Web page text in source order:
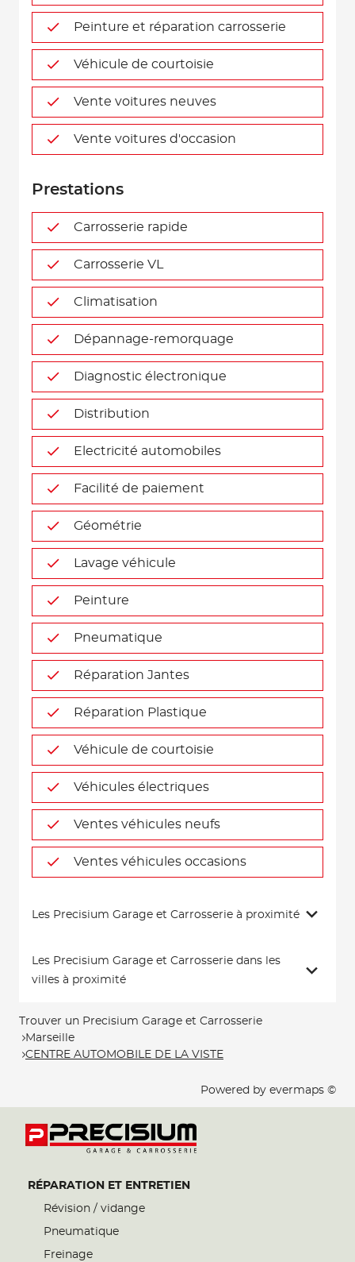
Peinture et réparation carrosserie
Véhicule de courtoisie
Vente voitures neuves
Vente voitures d'occasion
Prestations
Carrosserie rapide
Carrosserie VL
Climatisation
Dépannage-remorquage
Diagnostic électronique
Distribution
Electricité automobiles
Facilité de paiement
Géométrie
Lavage véhicule
Peinture
Pneumatique
Réparation Jantes
Réparation Plastique
Véhicule de courtoisie
Véhicules électriques
Ventes véhicules neufs
Ventes véhicules occasions
Les Precisium Garage et Carrosserie à proximité
Les Precisium Garage et Carrosserie dans les
villes à proximité
Trouver un Precisium Garage et Carrosserie
Marseille
CENTRE AUTOMOBILE DE LA VISTE
Powered by evermaps ©
RÉPARATION ET ENTRETIEN
Révision / vidange
Pneumatique
Freinage